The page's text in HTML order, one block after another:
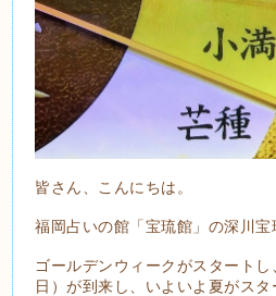
皆さん、こんにちは。
福岡占いの館「宝琉館」の深川宝
ゴールデンウィークがスタート
日）が到来し、いよいよ夏がスタ